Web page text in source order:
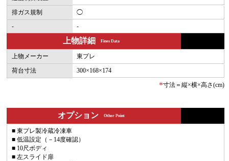
排ガス規制
◯
-
-
上物詳細 Fines Data
上物メーカー
東プレ
荷台寸法
300×168×174
*寸法＝縦×横×高さ(cm)
オプション Other Point
■ 東プレ製冷蔵冷凍車
■ 低温設定（－14度確認）
■ 10尺ボディ
■ 左スライド扉